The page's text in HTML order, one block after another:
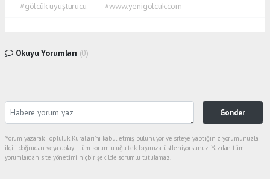
#gölcük uyuşturucu
#www.yenigolcuk.com
Okuyu Yorumları (0)
Gonder
Yorum yazarak Topluluk Kuralları’nı kabul etmiş bulunuyor ve siteye yaptığınız yorumunuzla
ilgili doğrudan veya dolaylı tüm sorumluluğu tek başınıza üstleniyorsunuz. Yazılan tüm
yorumlardan site yönetimi hiçbir şekilde sorumlu tutulamaz.